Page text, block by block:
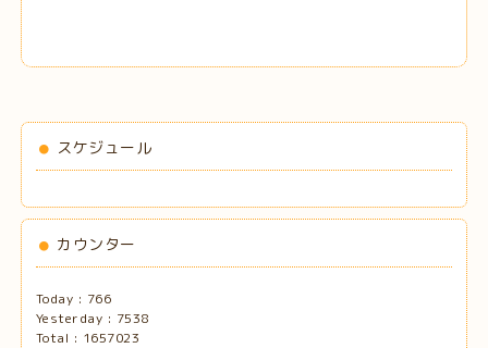
スケジュール
カウンター
Today : 766
Yesterday : 7538
Total : 1657023